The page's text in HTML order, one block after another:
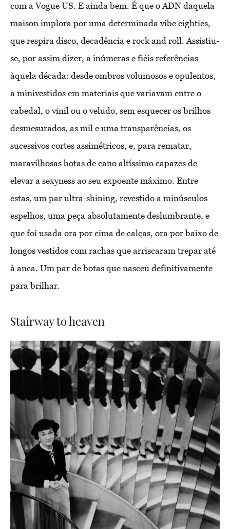
com a Vogue US. E ainda bem. É que o ADN daquela
maison implora por uma determinada vibe eighties,
que respira disco, decadência e rock and roll. Assistiu-
se, por assim dizer, a inúmeras e fiéis referências
àquela década: desde ombros volumosos e opulentos,
a minivestidos em materiais que variavam entre o
cabedal, o vinil ou o veludo, sem esquecer os brilhos
desmesurados, as mil e uma transparências, os
sucessivos cortes assimétricos, e, para rematar,
maravilhosas botas de cano altíssimo capazes de
elevar a sexyness ao seu expoente máximo. Entre
estas, um par ultra-shining, revestido a minúsculos
espelhos, uma peça absolutamente deslumbrante, e
que foi usada ora por cima de calças, ora por baixo de
longos vestidos com rachas que arriscaram trepar até
à anca. Um par de botas que nasceu definitivamente
para brilhar.
Stairway to heaven